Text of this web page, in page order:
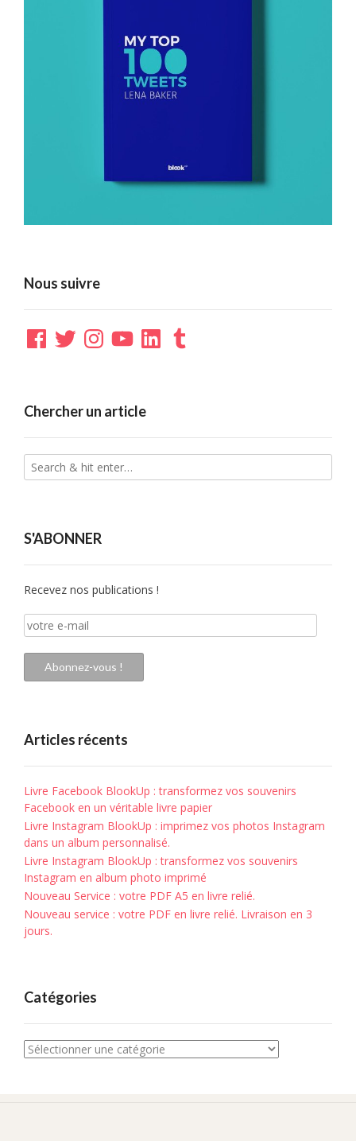
Nous suivre
Facebook
TwitterInstagramYouTubeLinkedInTumblr
Chercher un article
S'ABONNER
Recevez nos publications !
votre
e-
mail
Abonnez-vous !
Articles récents
Livre Facebook BlookUp : transformez vos souvenirs
Facebook en un véritable livre papier
Livre Instagram BlookUp : imprimez vos photos Instagram
dans un album personnalisé.
Livre Instagram BlookUp : transformez vos souvenirs
Instagram en album photo imprimé
Nouveau Service : votre PDF A5 en livre relié.
Nouveau service : votre PDF en livre relié. Livraison en 3
jours.
Catégories
Catégories